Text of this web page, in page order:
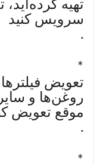
تهیه
سرویس کنید
.
*
تعویض
روغن‌ها و
موقع تعویض
.
*